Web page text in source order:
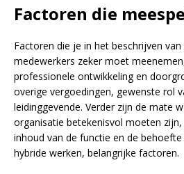
Factoren die
Factoren die je in het beschrijven
medewerkers zeker moet
professionele ontwikkeling en
overige vergoedingen, gewenste rol
leidinggevende. Verder zijn de mate
organisatie betekenisvol moeten
inhoud van de functie en de
hybride werken, belangrijke factoren.